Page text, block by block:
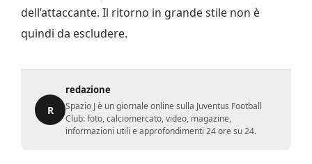
dell’attaccante. Il ritorno in grande stile non è
quindi da escludere.
R
redazione
Spazio J è un giornale online sulla Juventus Football
Club: foto, calciomercato, video, magazine,
informazioni utili e approfondimenti 24 ore su 24.